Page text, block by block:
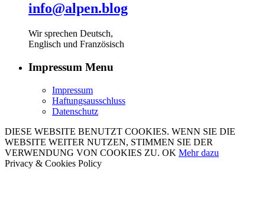
info@alpen.blog
Wir sprechen Deutsch,
Englisch und Französisch
Impressum Menu
Impressum
Haftungsausschluss
Datenschutz
DIESE WEBSITE BENUTZT COOKIES. WENN SIE DIE
WEBSITE WEITER NUTZEN, STIMMEN SIE DER
VERWENDUNG VON COOKIES ZU. OK Mehr dazu
Privacy & Cookies Policy